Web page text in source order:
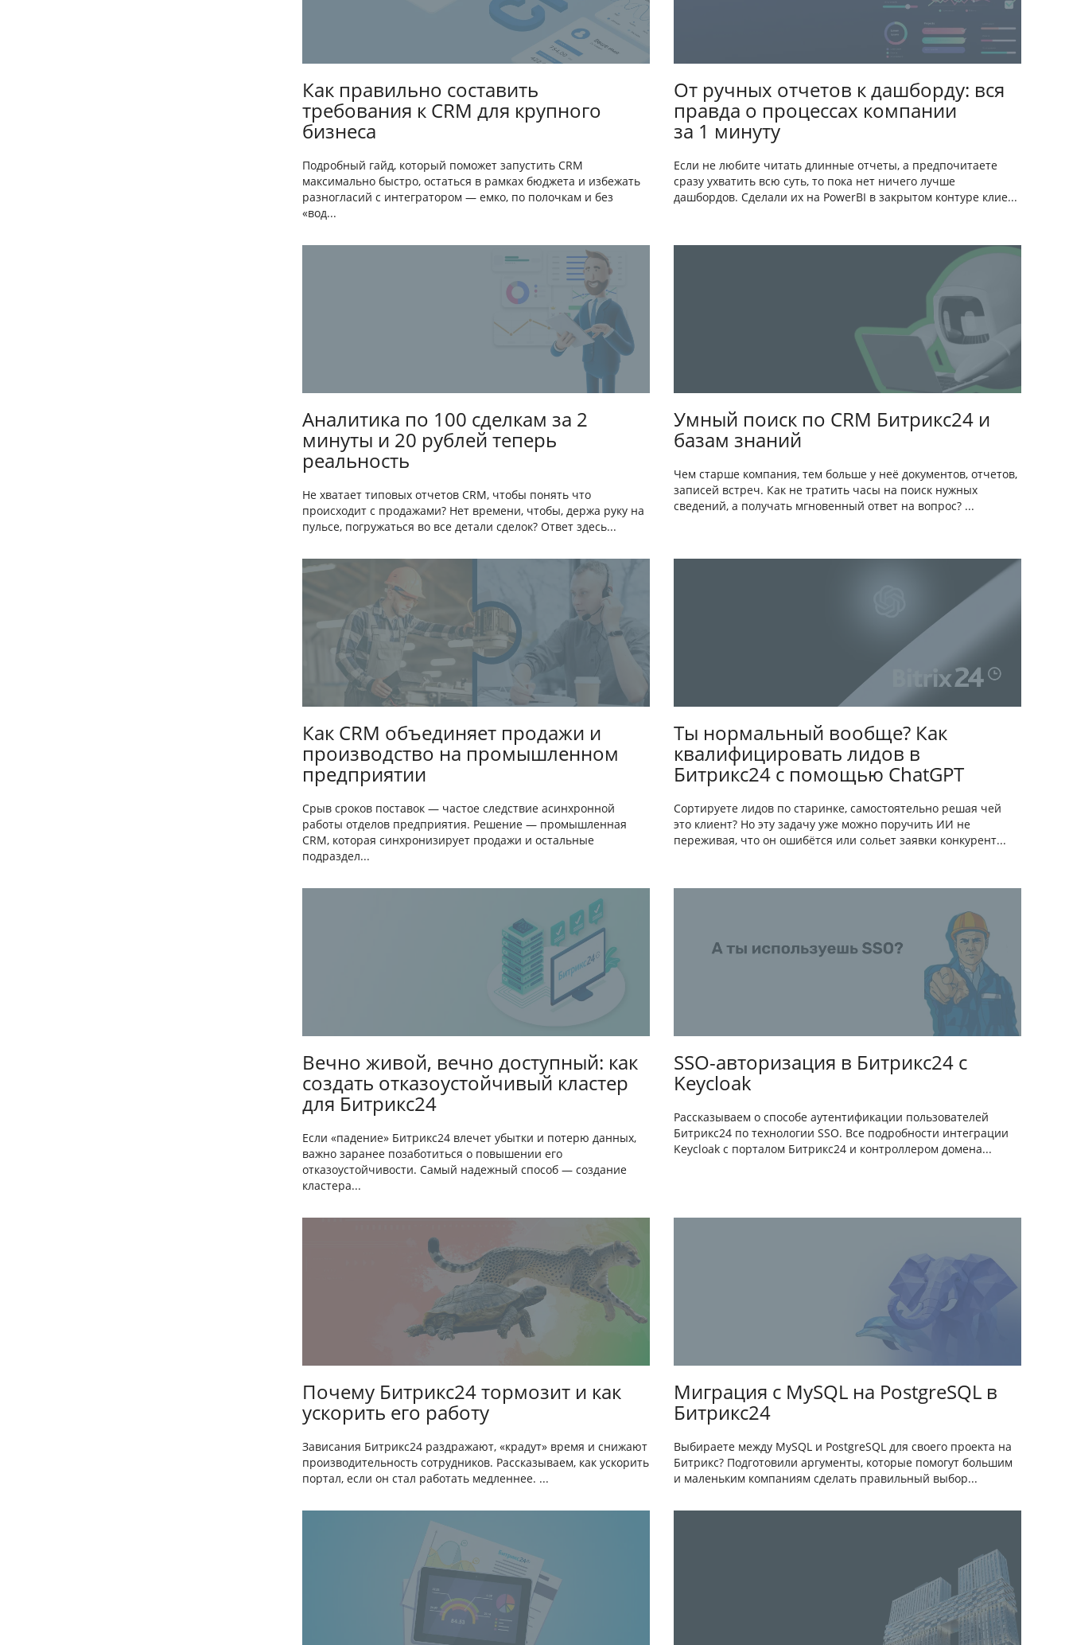
Как правильно составить
требования к CRM для крупного
бизнеса
Подробный гайд, который поможет запустить CRM
максимально быстро, остаться в рамках бюджета и избежать
разногласий с интегратором — емко, по полочкам и без
«вод...
От ручных отчетов к дашборду: вся
правда о процессах компании
за 1 минуту
Если не любите читать длинные отчеты, а предпочитаете
сразу ухватить всю суть, то пока нет ничего лучше
дашбордов. Сделали их на PowerBI в закрытом контуре клие...
Аналитика по 100 сделкам за 2
минуты и 20 рублей теперь
реальность
Не хватает типовых отчетов CRM, чтобы понять что
происходит с продажами? Нет времени, чтобы, держа руку на
пульсе, погружаться во все детали сделок? Ответ здесь...
Умный поиск по CRM Битрикс24 и
базам знаний
Чем старше компания, тем больше у неё документов, отчетов,
записей встреч. Как не тратить часы на поиск нужных
сведений, а получать мгновенный ответ на вопрос? ...
Как CRM объединяет продажи и
производство на промышленном
предприятии
Срыв сроков поставок — частое следствие асинхронной
работы отделов предприятия. Решение — промышленная
CRM, которая синхронизирует продажи и остальные
подраздел...
Ты нормальный вообще? Как
квалифицировать лидов в
Битрикс24 с помощью ChatGPT
Сортируете лидов по старинке, самостоятельно решая чей
это клиент? Но эту задачу уже можно поручить ИИ не
переживая, что он ошибётся или сольет заявки конкурент...
Вечно живой, вечно доступный: как
создать отказоустойчивый кластер
для Битрикс24
Если «падение» Битрикс24 влечет убытки и потерю данных,
важно заранее позаботиться о повышении его
отказоустойчивости. Самый надежный способ — создание
кластера...
SSO-авторизация в Битрикс24 с
Keycloak
Рассказываем о способе аутентификации пользователей
Битрикс24 по технологии SSO. Все подробности интеграции
Keycloak c порталом Битрикс24 и контроллером домена...
Почему Битрикс24 тормозит и как
ускорить его работу
Зависания Битрикс24 раздражают, «крадут» время и снижают
производительность сотрудников. Рассказываем, как ускорить
портал, если он стал работать медленнее. ...
Миграция с MySQL на PostgreSQL в
Битрикс24
Выбираете между MySQL и PostgreSQL для своего проекта на
Битрикс? Подготовили аргументы, которые помогут большим
и маленьким компаниям сделать правильный выбор...